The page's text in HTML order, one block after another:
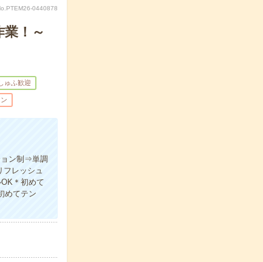
0440878
！～
ゅふ歓迎
ョン制⇒単調
フレッシュ
＊初めて
めてテン